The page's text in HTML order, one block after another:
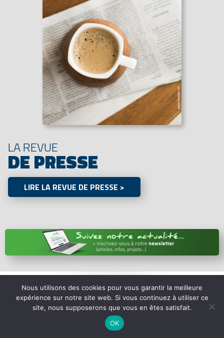
LA REVUE
DE PRESSE
LIRE LA REVUE DE PRESSE >
LIENS UTILES
Le Lab du sens collectif
Nous utilisons des cookies pour vous garantir la meilleure
expérience sur notre site web. Si vous continuez à utiliser ce
site, nous supposerons que vous en êtes satisfait.
OK